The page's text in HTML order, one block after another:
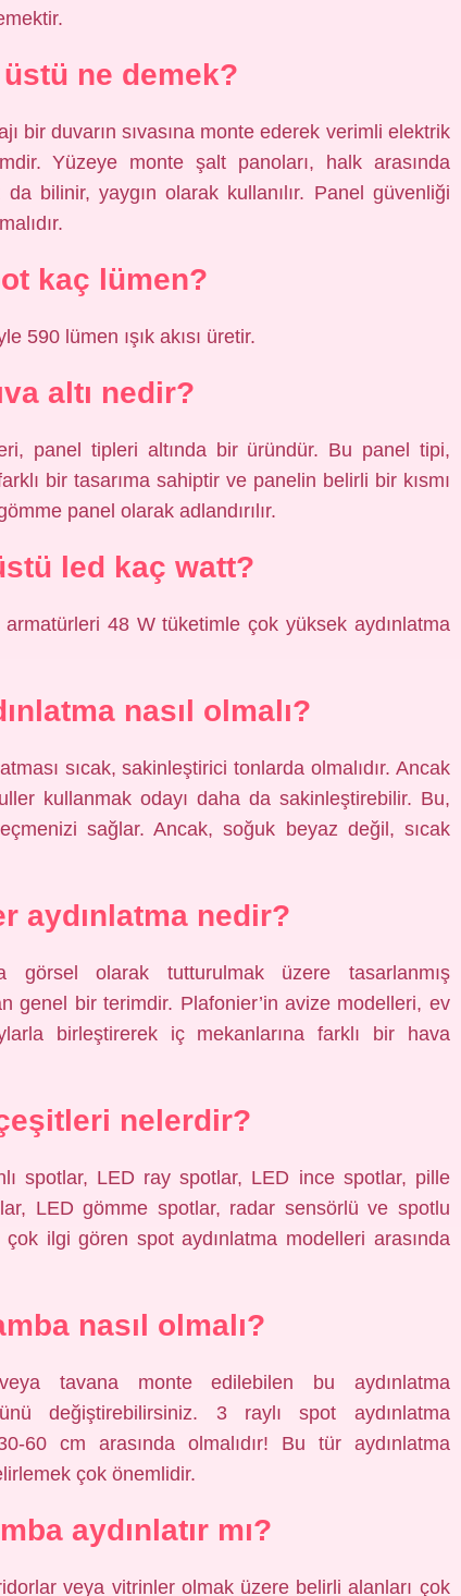
üstü ne demek?
bir duvarın sıvasına monte ederek verimli elektrik
Yüzeye monte şalt panoları, halk arasında
bilinir, yaygın olarak kullanılır. Panel güvenliği
kaç lümen?
590 lümen ışık akısı üretir.
altı nedir?
panel tipleri altında bir üründür. Bu panel tipi,
bir tasarıma sahiptir ve panelin belirli bir kısmı
panel olarak adlandırılır.
led kaç watt?
armatürleri 48 W tüketimle çok yüksek aydınlatma
nasıl olmalı?
sıcak, sakinleştirici tonlarda olmalıdır. Ancak
kullanmak odayı daha da sakinleştirebilir. Bu,
sağlar. Ancak, soğuk beyaz değil, sıcak
aydınlatma nedir?
görsel olarak tutturulmak üzere tasarlanmış
genel bir terimdir. Plafonier’in avize modelleri, ev
birleştirerek iç mekanlarına farklı bir hava
nelerdir?
spotlar, LED ray spotlar, LED ince spotlar, pille
LED gömme spotlar, radar sensörlü ve spotlu
ilgi gören spot aydınlatma modelleri arasında
nasıl olmalı?
tavana monte edilebilen bu aydınlatma
değiştirebilirsiniz. 3 raylı spot aydınlatma
60 cm arasında olmalıdır! Bu tür aydınlatma
çok önemlidir.
aydınlatır mı?
veya vitrinler olmak üzere belirli alanları çok